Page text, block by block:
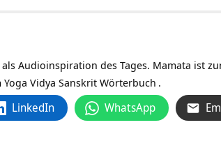
als Audioinspiration des Tages. Mamata ist
Vidya Sanskrit Wörterbuch .
LinkedIn WhatsApp